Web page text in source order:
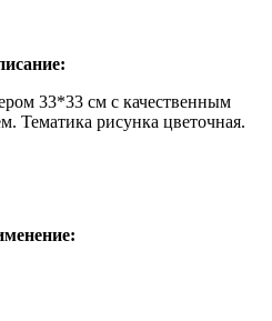
33*33 см с качественным
Тематика рисунка цветочная.